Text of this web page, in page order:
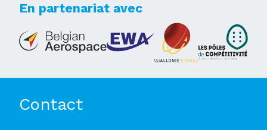
En partenariat avec
Contact